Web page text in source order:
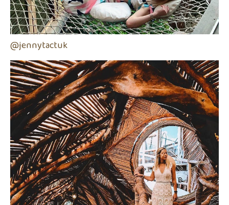
@jennytactuk